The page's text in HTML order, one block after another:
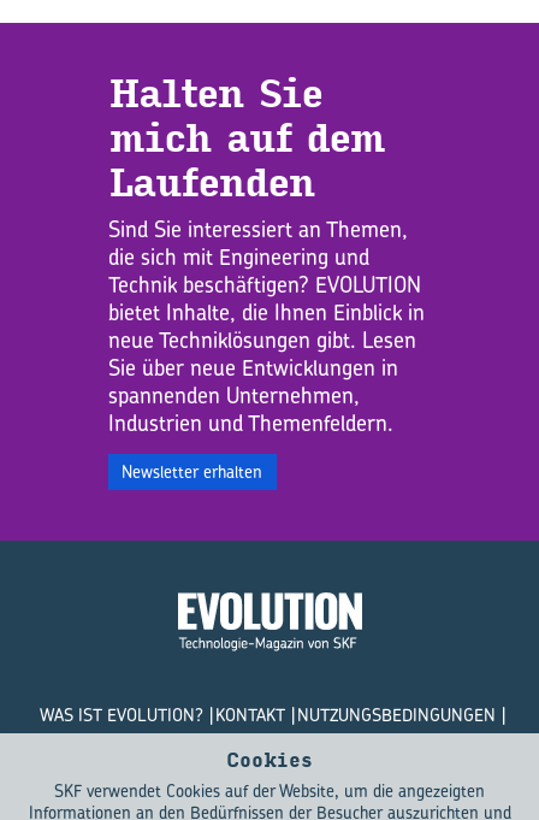
Hal­ten Sie
mich auf dem
Lau­fen­den
Sind Sie interessiert an Themen,
die sich mit Engineering und
Technik beschäftigen? EVOLUTION
bietet Inhalte, die Ihnen Einblick in
neue Techniklösungen gibt. Lesen
Sie über neue Entwicklungen in
spannenden Unternehmen,
Industrien und Themenfeldern.
Newsletter erhalten
WAS IST EVOLUTION? KONTAKT NUTZUNGSBEDINGUNGEN
© SKF Evolution 2026
Cookies
SKF verwendet Cookies auf der Website, um die angezeigten
Informationen an den Bedürfnissen der Besucher auszurichten und